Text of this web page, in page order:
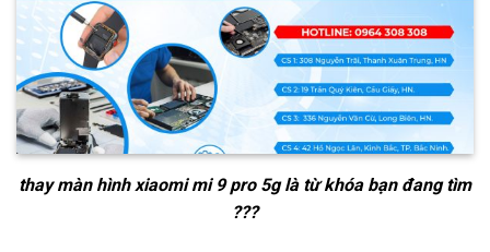
thay màn hình xiaomi mi 9 pro 5glà từ khóa bạn đang tìm
???